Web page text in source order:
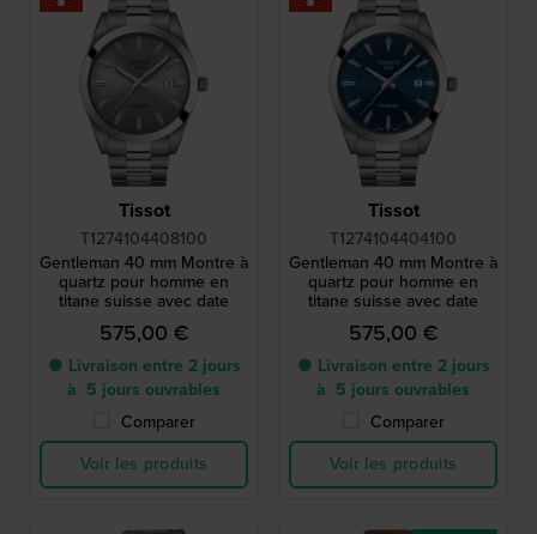
Tissot
T1274104408100
Gentleman 40 mm Montre à
quartz pour homme en
titane suisse avec date
575,00 €
● Livraison entre 2 jours
à 5 jours ouvrables
Comparer
Voir les produits
Tissot
T1274104404100
Gentleman 40 mm Montre à
quartz pour homme en
titane suisse avec date
575,00 €
● Livraison entre 2 jours
à 5 jours ouvrables
Comparer
Voir les produits